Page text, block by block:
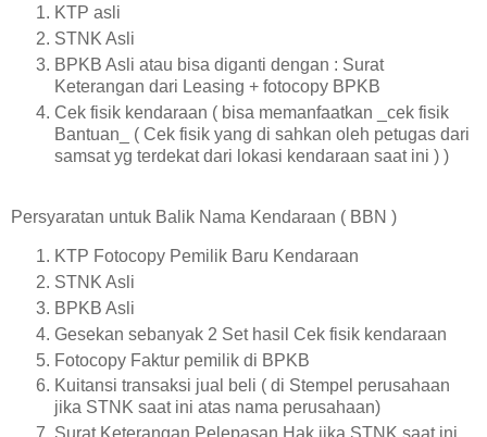
KTP asli
STNK Asli
BPKB Asli atau bisa diganti dengan : Surat
Keterangan dari Leasing + fotocopy BPKB
Cek fisik kendaraan ( bisa memanfaatkan _cek fisik
Bantuan_ ( Cek fisik yang di sahkan oleh petugas dari
samsat yg terdekat dari lokasi kendaraan saat ini ) )
Persyaratan untuk Balik Nama Kendaraan ( BBN )
KTP Fotocopy Pemilik Baru Kendaraan
STNK Asli
BPKB Asli
Gesekan sebanyak 2 Set hasil Cek fisik kendaraan
Fotocopy Faktur pemilik di BPKB
Kuitansi transaksi jual beli ( di Stempel perusahaan
jika STNK saat ini atas nama perusahaan)